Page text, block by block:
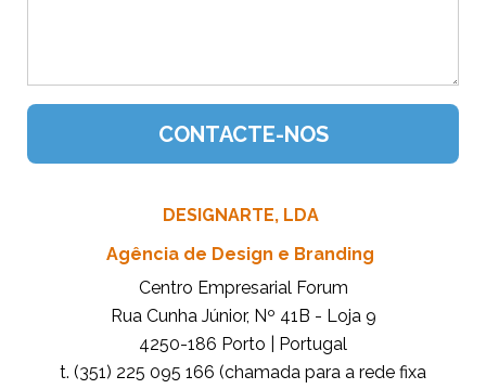
DESIGNARTE, LDA
Agência de Design e Branding
Centro Empresarial Forum
Rua Cunha Júnior, Nº 41B - Loja 9
4250-186 Porto | Portugal
t. (351) 225 095 166 (chamada para a rede fixa